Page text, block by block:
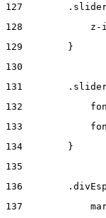
127
128
z-
129
        }
130
131
132
133
134
        }
135
136
137